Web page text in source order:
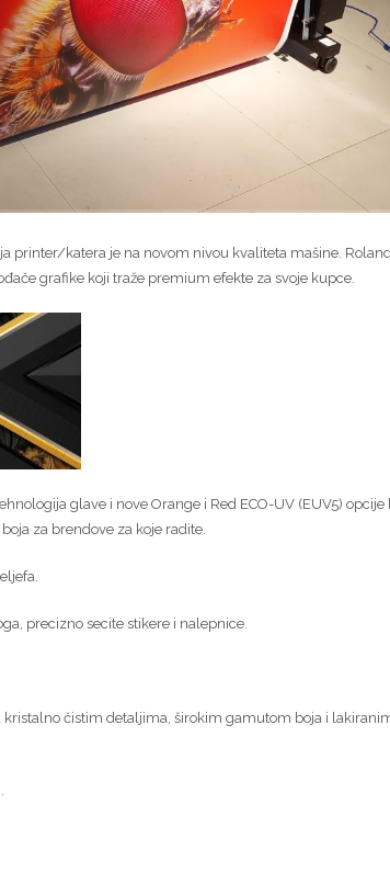
printer/katera je na novom nivou kvaliteta mašine.
grafike koji traže premium efekte za svoje kupce.
glave i nove Orange i Red ECO-UV (EUV5) opcije
za brendove za koje radite.
precizno secite stikere i nalepnice.
čistim detaljima, širokim gamutom boja i